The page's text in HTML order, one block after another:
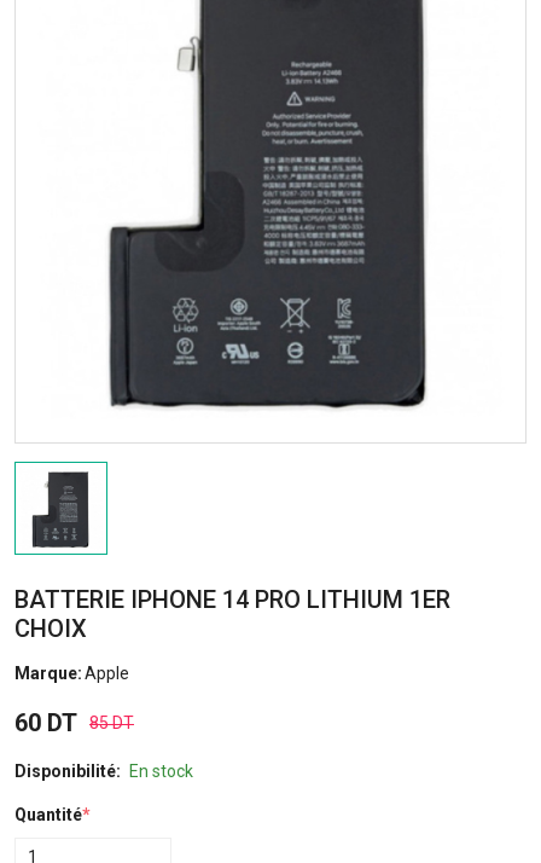
BATTERIE IPHONE 14 PRO LITHIUM 1ER
CHOIX
Marque:Apple
60 DT 85 DT
Disponibilité: En stock
Quantité*